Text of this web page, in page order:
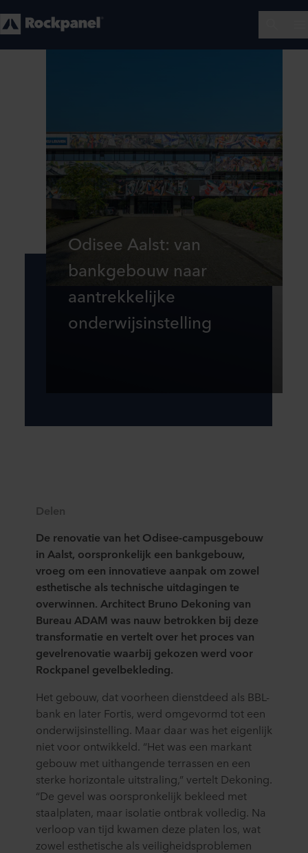
Odisee Aalst: van
bankgebouw naar
aantrekkelijke
onderwijsinstelling
Delen
De renovatie van het Odisee-campusgebouw
in Aalst, oorspronkelijk een bankgebouw,
vroeg om een innovatieve aanpak om zowel
esthetische als technische uitdagingen te
overwinnen. Architect Bruno Dekoning van
Bureau ADAM was nauw betrokken bij deze
transformatie en vertelt over het proces van
gevelrenovatie waarbij gekozen werd voor
Rockpanel gevelbekleding.
Het gebouw, dat voorheen dienstdeed als BBL-
bank en later Fortis, werd omgevormd tot een
onderwijsinstelling. Maar daar was het eigenlijk
niet voor ontwikkeld. “Het was een markant
gebouw met uithangende terrassen en een
sterke horizontale uitstraling,” vertelt Dekoning.
“De gevel was oorspronkelijk bekleed met
staalplaten, maar isolatie ontbrak volledig. Na
verloop van tijd kwamen deze platen los, wat
zowel esthetische als veiligheidsproblemen